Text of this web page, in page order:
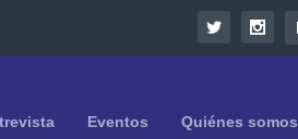
Eventos Quiénes somos